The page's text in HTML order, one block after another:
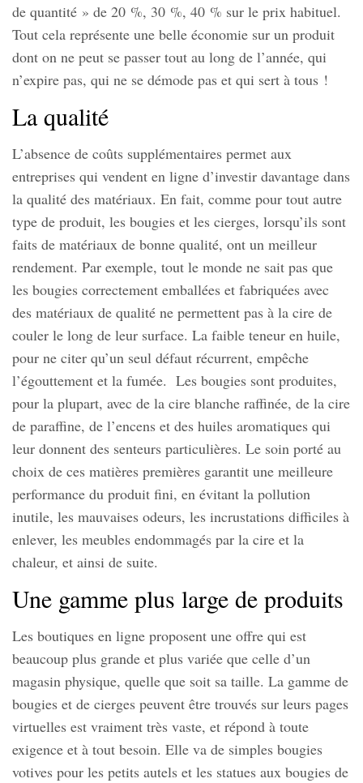
de quantité » de 20 %, 30 %, 40 % sur le prix habituel.
Tout cela représente une belle économie sur un produit
dont on ne peut se passer tout au long de l’année, qui
n’expire pas, qui ne se démode pas et qui sert à tous !
La qualité
L’absence de coûts supplémentaires permet aux
entreprises qui vendent en ligne d’investir davantage dans
la qualité des matériaux. En fait, comme pour tout autre
type de produit, les bougies et les cierges, lorsqu’ils sont
faits de matériaux de bonne qualité, ont un meilleur
rendement. Par exemple, tout le monde ne sait pas que
les bougies correctement emballées et fabriquées avec
des matériaux de qualité ne permettent pas à la cire de
couler le long de leur surface. La faible teneur en huile,
pour ne citer qu’un seul défaut récurrent, empêche
l’égouttement et la fumée. Les bougies sont produites,
pour la plupart, avec de la cire blanche raffinée, de la cire
de paraffine, de l’encens et des huiles aromatiques qui
leur donnent des senteurs particulières. Le soin porté au
choix de ces matières premières garantit une meilleure
performance du produit fini, en évitant la pollution
inutile, les mauvaises odeurs, les incrustations difficiles à
enlever, les meubles endommagés par la cire et la
chaleur, et ainsi de suite.
Une gamme plus large de produits
Les boutiques en ligne proposent une offre qui est
beaucoup plus grande et plus variée que celle d’un
magasin physique, quelle que soit sa taille. La gamme de
bougies et de cierges peuvent être trouvés sur leurs pages
virtuelles est vraiment très vaste, et répond à toute
exigence et à tout besoin. Elle va de simples bougies
votives pour les petits autels et les statues aux bougies de